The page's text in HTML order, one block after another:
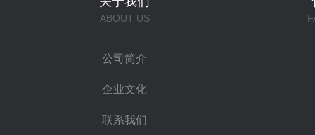
ABOUT US
公司简介
企业文化
联系我们